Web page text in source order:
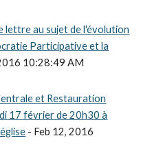
lettre au sujet de l'évolution
Participative et la
10:28:49 AM
et Restauration
17 février de 20h30 à
- Feb 12, 2016